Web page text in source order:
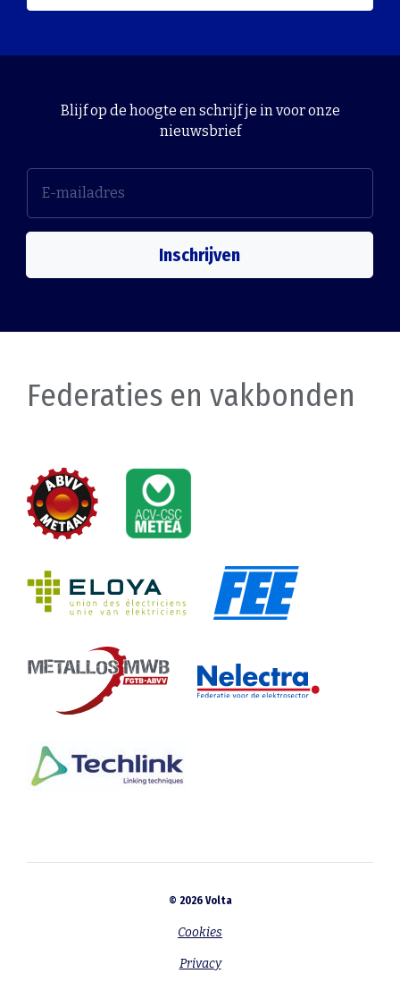
Blijf op de hoogte en schrijf je in voor onze
nieuwsbrief
Inschrijven
Federaties en vakbonden
© 2026 Volta
Cookies
Privacy